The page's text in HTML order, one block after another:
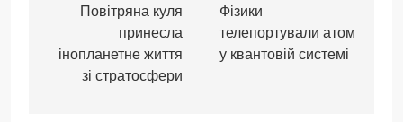
записів
Повітряна куля
принесла
інопланетне життя
зі стратосфери
Фізики
телепортували атом
у квантовій системі